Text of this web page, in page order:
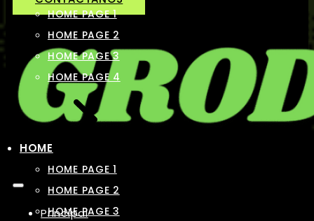
Principal
HOME PAGE 1
HOME PAGE 2
HOME PAGE 3
HOME PAGE 4
HOME
HOME PAGE 1
HOME PAGE 2
HOME PAGE 3